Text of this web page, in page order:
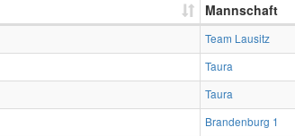
Mannschaft
Team Lausitz
Taura
Taura
Brandenburg 1